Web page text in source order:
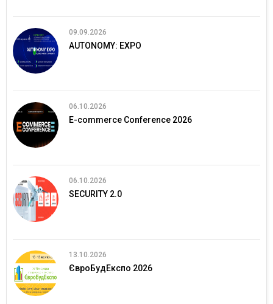
09.09.2026
AUTONOMY: EXPO
06.10.2026
E-commerce Conference 2026
06.10.2026
SECURITY 2.0
13.10.2026
ЄвроБудЕкспо 2026